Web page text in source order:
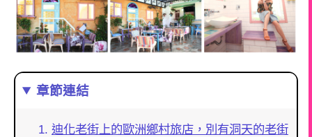
章節連結
迪化老街上的歐洲鄉村旅店，別有洞天的老街